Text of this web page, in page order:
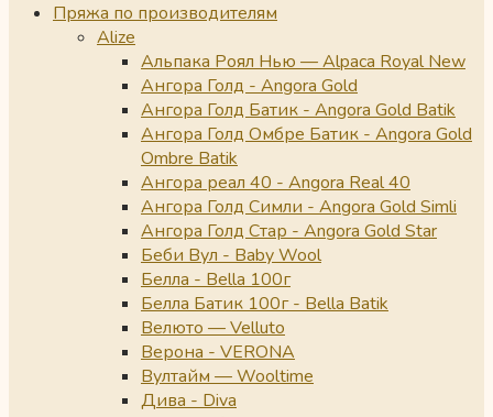
Пряжа по производителям
Alize
Альпака Роял Нью — Alpaca Royal New
Ангора Голд - Angora Gold
Ангора Голд Батик - Angora Gold Batik
Ангора Голд Омбре Батик - Angora Gold
Ombre Batik
Ангора реал 40 - Angora Real 40
Ангора Голд Симли - Angora Gold Simli
Ангора Голд Стар - Angora Gold Star
Беби Вул - Baby Wool
Белла - Bella 100г
Белла Батик 100г - Bella Batik
Велюто — Velluto
Верона - VERONA
Вултайм — Wooltime
Дива - Diva